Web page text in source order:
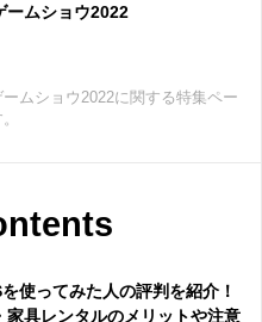
ームショウ2022
ムショウ2022に関する特集ペー
使ってみた人の評判を紹介！
家具レンタルのメリットや注意